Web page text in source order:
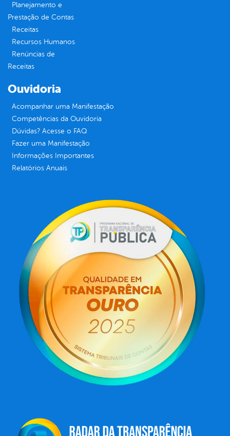
Planejamento e
Prestação de Contas
Receitas
Recursos Humanos
Renúncias de
Receitas
Ouvidoria
Acompanhar uma Manifestação
Competências da Ouvidoria
Dúvidas? Acesse o FAQ
Fazer uma Manifestação
Informações Importantes
Relatórios Anuais